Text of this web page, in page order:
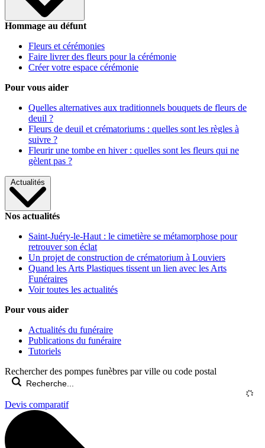
Hommage au défunt
Fleurs et cérémonies
Faire livrer des fleurs pour la cérémonie
Créer votre espace cérémonie
Pour vous aider
Quelles alternatives aux traditionnels bouquets de fleurs de
deuil ?
Fleurs de deuil et crématoriums : quelles sont les règles à
suivre ?
Fleurir une tombe en hiver : quelles sont les fleurs qui ne
gèlent pas ?
Actualités
Nos actualités
Saint-Juéry-le-Haut : le cimetière se métamorphose pour
retrouver son éclat
Un projet de construction de crématorium à Louviers
Quand les Arts Plastiques tissent un lien avec les Arts
Funéraires
Voir toutes les actualités
Pour vous aider
Actualités du funéraire
Publications du funéraire
Tutoriels
Rechercher des pompes funèbres par ville ou code postal
Devis comparatif